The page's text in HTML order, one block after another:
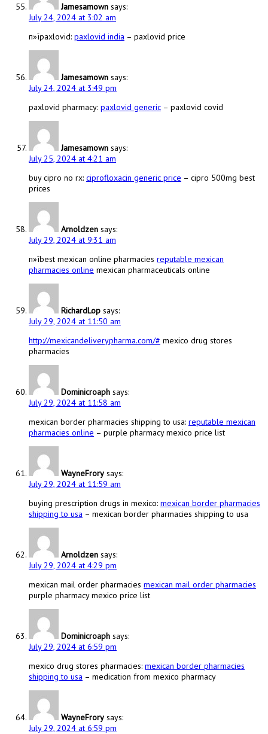
Jamesamown says:
July 24, 2024 at 3:02 am
п»їpaxlovid: paxlovid india – paxlovid price
Jamesamown says:
July 24, 2024 at 3:49 pm
paxlovid pharmacy: paxlovid generic – paxlovid covid
Jamesamown says:
July 25, 2024 at 4:21 am
buy cipro no rx: ciprofloxacin generic price – cipro 500mg best
prices
Arnoldzen says:
July 29, 2024 at 9:31 am
п»їbest mexican online pharmacies reputable mexican
pharmacies online mexican pharmaceuticals online
RichardLop says:
July 29, 2024 at 11:50 am
http://mexicandeliverypharma.com/# mexico drug stores
pharmacies
Dominicroaph says:
July 29, 2024 at 11:58 am
mexican border pharmacies shipping to usa: reputable mexican
pharmacies online – purple pharmacy mexico price list
WayneFrory says:
July 29, 2024 at 11:59 am
buying prescription drugs in mexico: mexican border pharmacies
shipping to usa – mexican border pharmacies shipping to usa
Arnoldzen says:
July 29, 2024 at 4:29 pm
mexican mail order pharmacies mexican mail order pharmacies
purple pharmacy mexico price list
Dominicroaph says:
July 29, 2024 at 6:59 pm
mexico drug stores pharmacies: mexican border pharmacies
shipping to usa – medication from mexico pharmacy
WayneFrory says:
July 29, 2024 at 6:59 pm